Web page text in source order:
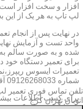
افزار و سخت افزار
لپ تاپ به هر یک از
در نهایت پس از انجام
واحد تست و آزمایش
شده و به صورت سالم به
برای تعمیر دستگاه
تعمیرات ایسوس
شماره 09126268033 آقای محمد نسیمی تماس بگیرید
برای کسب اطلاعات
تلفن تماس فوری تعمیر
اتوبان تهران کرج